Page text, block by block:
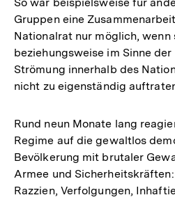
Gruppen eine
Nationalrat nur möglich, wenn
beziehungsweise im Sinne
Strömung innerhalb des
nicht zu eigenständig
Rund neun Monate lang
Regime auf die gewaltlos
Bevölkerung mit brutaler
Armee und
Razzien, Verfolgungen,